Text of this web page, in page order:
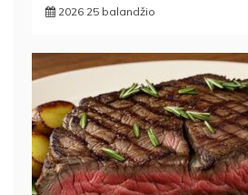
2026 25 balandžio